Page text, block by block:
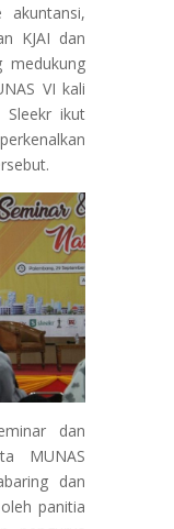
akuntansi,
KJAI dan
medukung
VI kali
Sleekr ikut
dan
MUNAS
dan
panitia